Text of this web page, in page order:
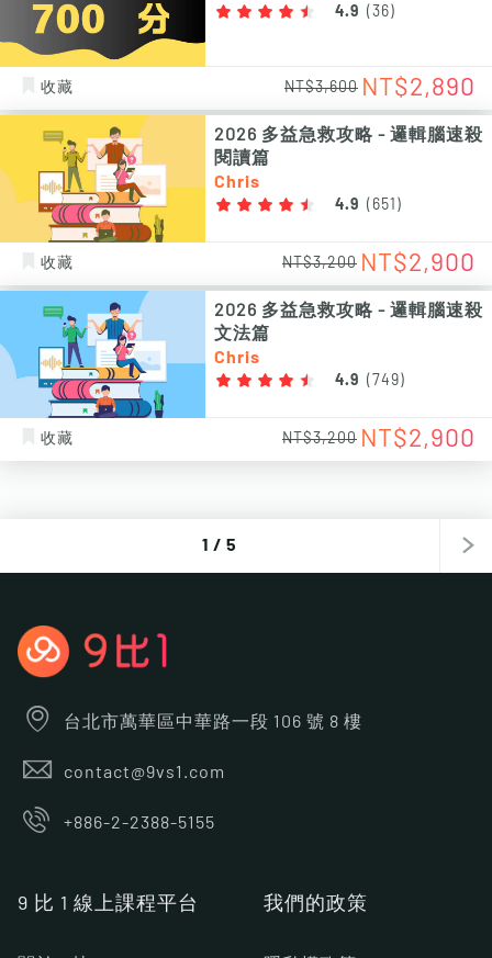
4.9 ( 36 )
收藏 NT$3,600 NT$2,890
2026 多益急救攻略 - 邏輯腦速殺
閱讀篇
Chris
4.9 ( 651 )
收藏 NT$3,200 NT$2,900
2026 多益急救攻略 - 邏輯腦速殺
文法篇
Chris
4.9 ( 749 )
收藏 NT$3,200 NT$2,900
1 /5
台北市萬華區中華路一段 106 號 8 樓
contact@9vs1.com
+886-2-2388-5155
9 比 1 線上課程平台 我們的政策